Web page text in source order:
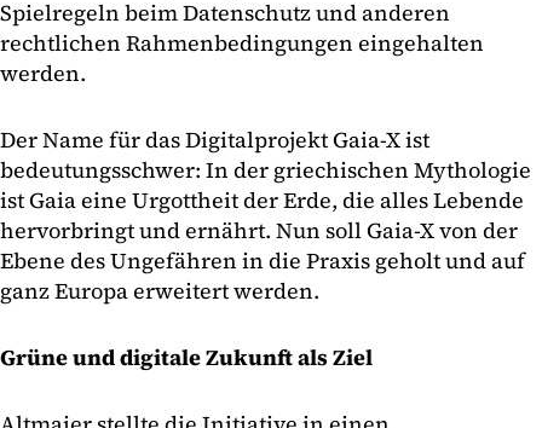
Spielregeln beim Datenschutz und anderen
rechtlichen Rahmenbedingungen eingehalten
werden.
Der Name für das Digitalprojekt Gaia-X ist
bedeutungsschwer: In der griechischen Mythologie
ist Gaia eine Urgottheit der Erde, die alles Lebende
hervorbringt und ernährt. Nun soll Gaia-X von der
Ebene des Ungefähren in die Praxis geholt und auf
ganz Europa erweitert werden.
Grüne und digitale Zukunft als Ziel